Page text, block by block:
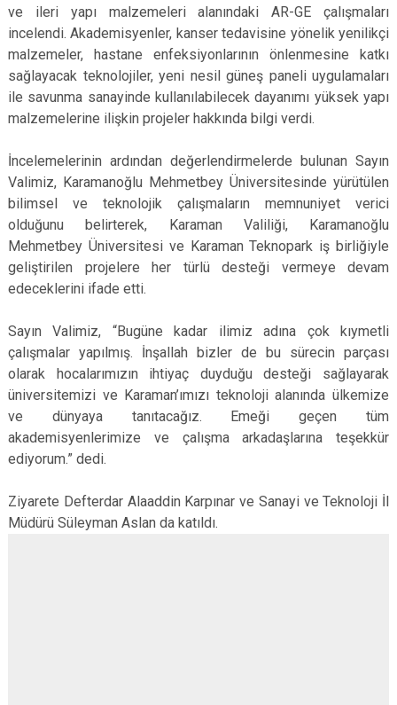
ve ileri yapı malzemeleri alanındaki AR-GE çalışmaları
incelendi. Akademisyenler, kanser tedavisine yönelik yenilikçi
malzemeler, hastane enfeksiyonlarının önlenmesine katkı
sağlayacak teknolojiler, yeni nesil güneş paneli uygulamaları
ile savunma sanayinde kullanılabilecek dayanımı yüksek yapı
malzemelerine ilişkin projeler hakkında bilgi verdi.
İncelemelerinin ardından değerlendirmelerde bulunan Sayın
Valimiz, Karamanoğlu Mehmetbey Üniversitesinde yürütülen
bilimsel ve teknolojik çalışmaların memnuniyet verici
olduğunu belirterek, Karaman Valiliği, Karamanoğlu
Mehmetbey Üniversitesi ve Karaman Teknopark iş birliğiyle
geliştirilen projelere her türlü desteği vermeye devam
edeceklerini ifade etti.
Sayın Valimiz, “Bugüne kadar ilimiz adına çok kıymetli
çalışmalar yapılmış. İnşallah bizler de bu sürecin parçası
olarak hocalarımızın ihtiyaç duyduğu desteği sağlayarak
üniversitemizi ve Karaman’ımızı teknoloji alanında ülkemize
ve dünyaya tanıtacağız. Emeği geçen tüm
akademisyenlerimize ve çalışma arkadaşlarına teşekkür
ediyorum.” dedi.
Ziyarete Defterdar Alaaddin Karpınar ve Sanayi ve Teknoloji İl
Müdürü Süleyman Aslan da katıldı.